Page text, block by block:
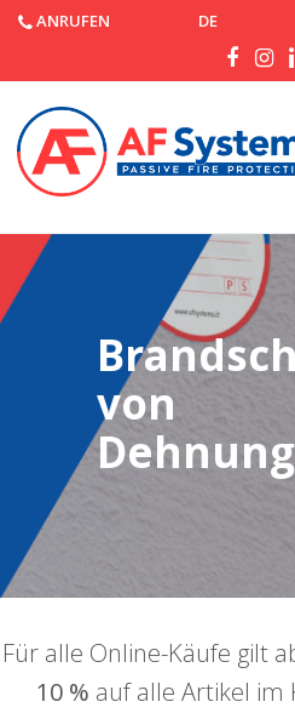
ANRUFEN DE
Startseite
von
Für alle Online-Käufe gilt
10 % auf alle Artikel im